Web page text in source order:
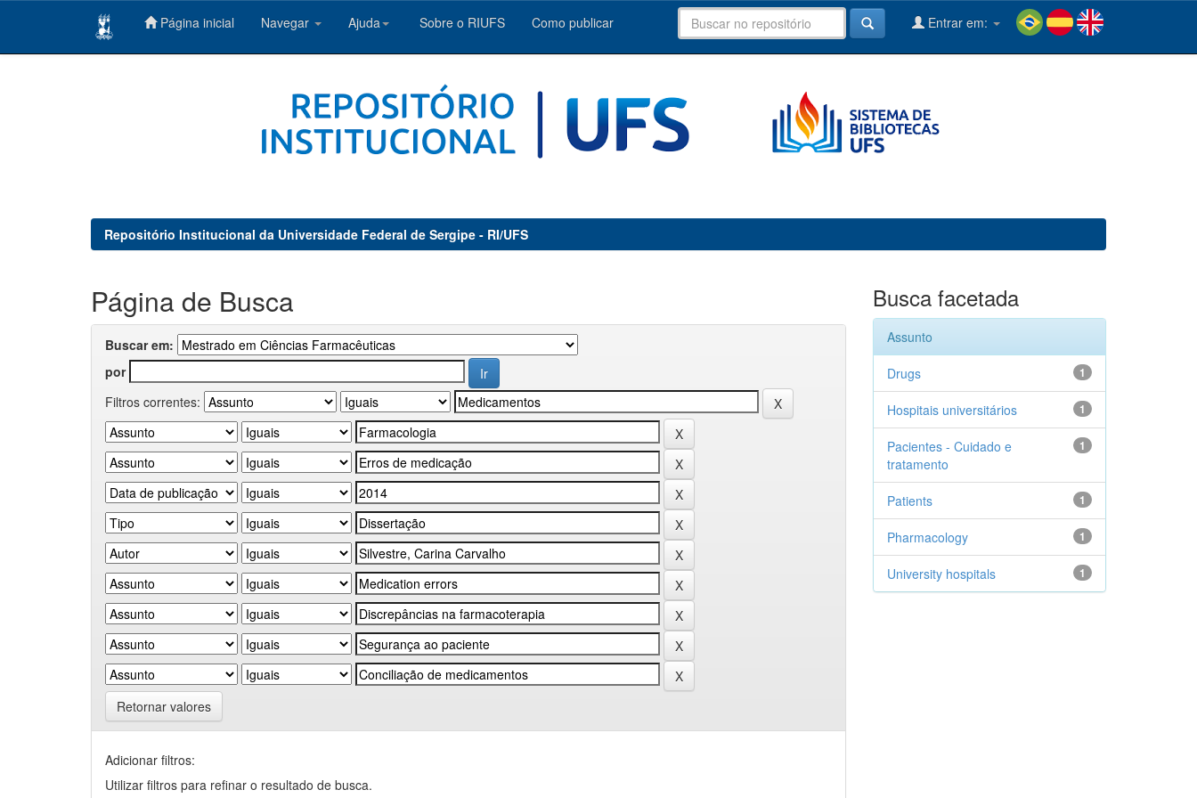
Página inicial Navegar Ajuda Sobre o RIUFS Como publicar Entrar em:
Repositório Institucional da Universidade Federal de Sergipe - RI/UFS
Página de Busca
Buscar em:
por
Filtros correntes:
Retornar valores
Adicionar filtros:
Utilizar filtros para refinar o resultado de busca.
Busca facetada
Assunto
1
Drugs
1
Hospitais universitários
1
Pacientes - Cuidado e
tratamento
1
Patients
1
Pharmacology
1
University hospitals